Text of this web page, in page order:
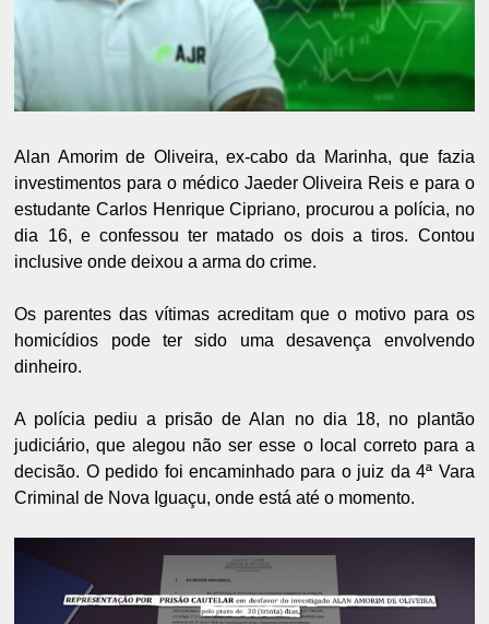
Alan Amorim de Oliveira, ex-cabo da Marinha, que fazia
investimentos para o médico Jaeder Oliveira Reis e para o
estudante Carlos Henrique Cipriano, procurou a polícia, no
dia 16, e confessou ter matado os dois a tiros. Contou
inclusive onde deixou a arma do crime.
Os parentes das vítimas acreditam que o motivo para os
homicídios pode ter sido uma desavença envolvendo
dinheiro.
A polícia pediu a prisão de Alan no dia 18, no plantão
judiciário, que alegou não ser esse o local correto para a
decisão. O pedido foi encaminhado para o juiz da 4ª Vara
Criminal de Nova Iguaçu, onde está até o momento.